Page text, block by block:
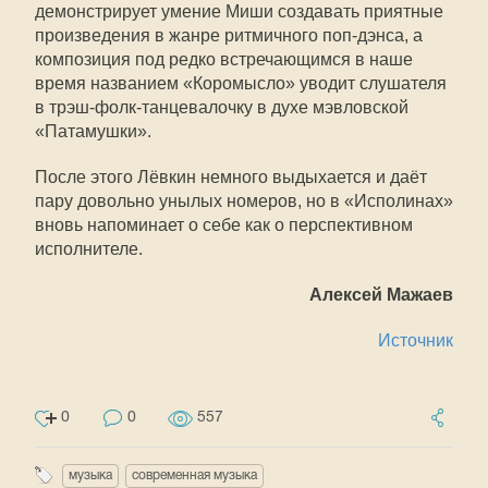
демонстрирует умение Миши создавать приятные
произведения в жанре ритмичного поп-дэнса, а
композиция под редко встречающимся в наше
время названием «Коромысло» уводит слушателя
в трэш-фолк-танцевалочку в духе мэвловской
«Патамушки».
После этого Лёвкин немного выдыхается и даёт
пару довольно унылых номеров, но в «Исполинах»
вновь напоминает о себе как о перспективном
исполнителе.
Алексей Мажаев
Источник
0 0 557
музыка современная музыка